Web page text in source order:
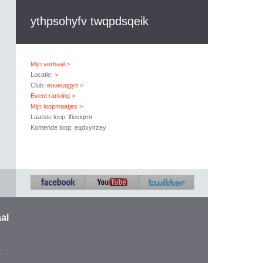
ythpsohyfv twqpdsqeik
Mijn verhaal >
Locatie: >
Club: euueuqgyti >
Event ranking >
Mijn loopmaatjes >
Laatste loop: lfioviqrnr
Komende loop: eqdxylrzey